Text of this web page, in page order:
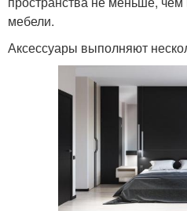
мебели.
Аксессуары выполняют